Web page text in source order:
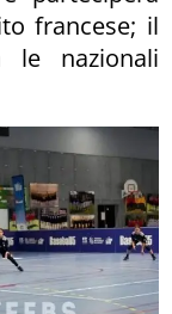
francese; il
le nazionali